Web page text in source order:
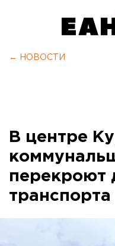
← НОВОСТИ
В центре
перекроют
транспорта